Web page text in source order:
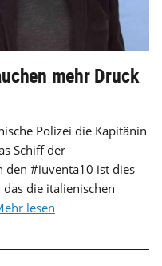
mehr Druck
Polizei die Kapitänin
Schiff der
den #iuventa10 ist dies
die italienischen
lesen